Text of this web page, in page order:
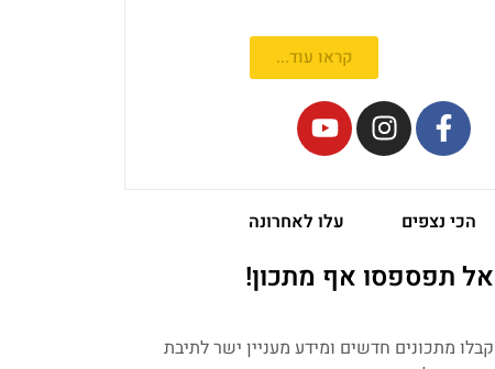
קראו עוד...
הכי נצפים עלו לאחרונה
אל תפספסו אף מתכון!
קבלו מתכונים חדשים ומידע מעניין ישר לתיבת